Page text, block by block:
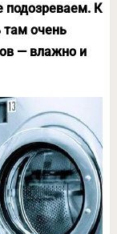
подозреваем. К
там очень
— влажно и